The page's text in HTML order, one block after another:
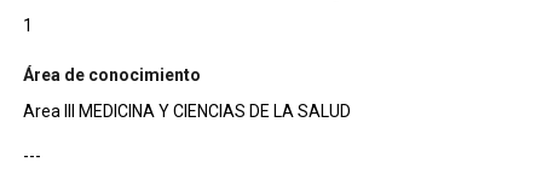
1
Área de conocimiento
Area III MEDICINA Y CIENCIAS DE LA SALUD
---